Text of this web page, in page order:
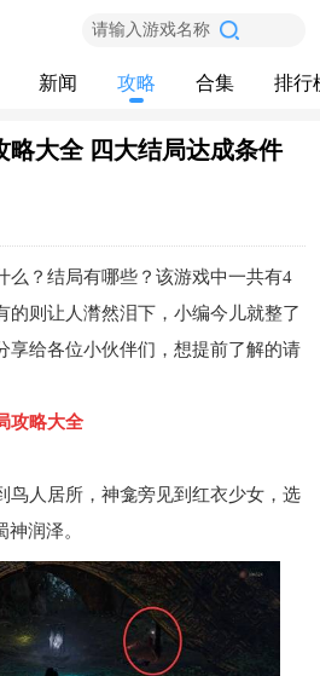
请输入游戏名称
新闻 攻略 合集 排行
略大全 四大结局达成条件
么？结局有哪些？该游戏中一共有4
的则让人潸然泪下，小编今儿就整了
享给各位小伙伴们，想提前了解的请
攻略大全
鸟人居所，神龛旁见到红衣少女，选
润泽。